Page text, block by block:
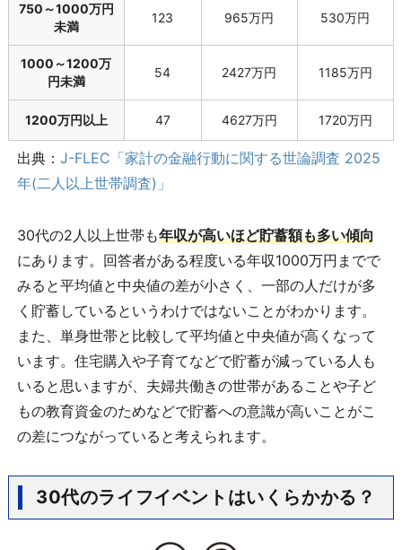
750～1000万円
未満
123 965万円 530万円
1000～1200万
円未満
54 2427万円 1185万円
1200万円以上 47 4627万円 1720万円
出典： J-FLEC「家計の金融行動に関する世論調査 2025
年(二人以上世帯調査)」
30代の2人以上世帯も年収が高いほど貯蓄額も多い傾向
にあります。回答者がある程度いる年収1000万円までで
みると平均値と中央値の差が小さく、一部の人だけが多
く貯蓄しているというわけではないことがわかります。
また、単身世帯と比較して平均値と中央値が高くなって
います。住宅購入や子育てなどで貯蓄が減っている人も
いると思いますが、夫婦共働きの世帯があることや子ど
もの教育資金のためなどで貯蓄への意識が高いことがこ
の差につながっていると考えられます。
30代のライフイベントはいくらかかる？